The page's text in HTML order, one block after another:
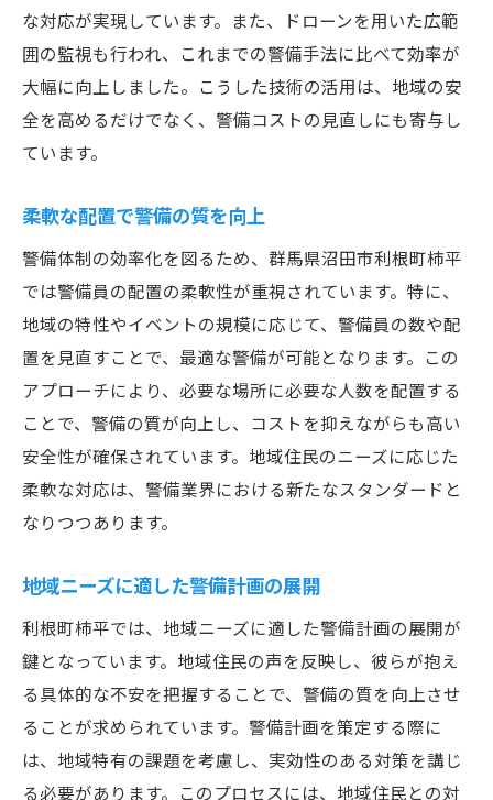
な対応が実現しています。また、ドローンを用いた広範
囲の監視も行われ、これまでの警備手法に比べて効率が
大幅に向上しました。こうした技術の活用は、地域の安
全を高めるだけでなく、警備コストの見直しにも寄与し
ています。
柔軟な配置で警備の質を向上
警備体制の効率化を図るため、群馬県沼田市利根町柿平
では警備員の配置の柔軟性が重視されています。特に、
地域の特性やイベントの規模に応じて、警備員の数や配
置を見直すことで、最適な警備が可能となります。この
アプローチにより、必要な場所に必要な人数を配置する
ことで、警備の質が向上し、コストを抑えながらも高い
安全性が確保されています。地域住民のニーズに応じた
柔軟な対応は、警備業界における新たなスタンダードと
なりつつあります。
地域ニーズに適した警備計画の展開
利根町柿平では、地域ニーズに適した警備計画の展開が
鍵となっています。地域住民の声を反映し、彼らが抱え
る具体的な不安を把握することで、警備の質を向上させ
ることが求められています。警備計画を策定する際に
は、地域特有の課題を考慮し、実効性のある対策を講じ
る必要があります。このプロセスには、地域住民との対